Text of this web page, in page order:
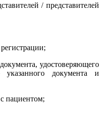
/ представителей
удостоверяющего
документа и
пациентом;